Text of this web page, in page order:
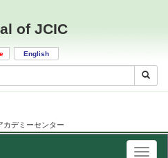
of JCIC
English
カデミーセンター